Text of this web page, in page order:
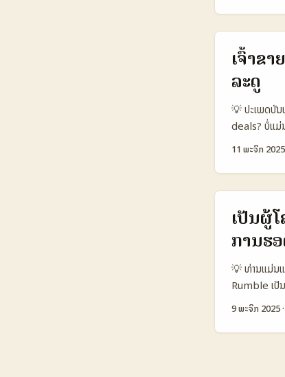
ທັງເຫຼົ່ານີ້เขື່
ແລະ ການເປັ
Metric
300.000
0.90 € 🔍
search
ການແນະນໍາ
ກວ່າ;
ເຈົ້າຂ
ລະດູ
💡 ປະເພດບັ
deals? ບໍ່ແ
ແລະການຈັດ
ຮ່ວມງານກັບ
ທີ່ຈະເຮັດໃຫ້ກ
ດ້ານການປະ
1.200.000
Visual
Tools
ສະແດງວ່າ
reach ແລະ
11 ພະຈິກ 2025
ເປັນຜູ້
ການຮ
💡 ທ່ານແມ່ນ
Rumble ເປັ
ຜົນດີສໍາລັບແບ
Rumble ງ່າ
(Uz) 👥
9 ພະຈິກ 2025·